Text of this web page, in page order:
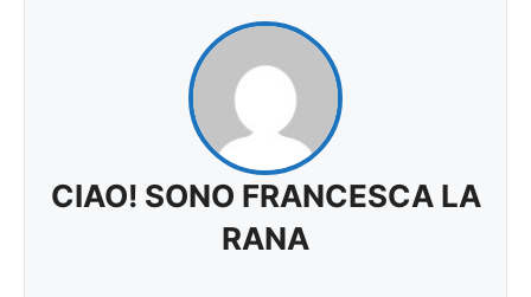
CIAO! SONO FRANCESCA LA
RANA